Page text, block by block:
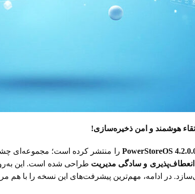
هوشمند و امن ذخیره‌سازی!
PowerStoreOS را منتشر کرده است؛ مجموعه‌ای
انعطاف‌پذیری و سادگی مدیریت طراحی شده است. این
در ادامه، مهم‌ترین پیشرفت‌های این نسخه را با هم